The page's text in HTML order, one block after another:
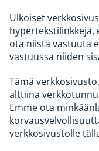
Ulkoiset
hypertekstilinkkejä,
ota niistä vastuuta
vastuussa niiden
Tämä
alttiina
Emme ota
verkkosivustolle